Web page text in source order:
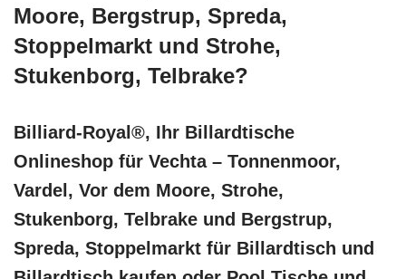
Moore, Bergstrup, Spreda,
Stoppelmarkt und Strohe,
Stukenborg, Telbrake?
Billiard-Royal®, Ihr Billardtische
Onlineshop für Vechta – Tonnenmoor,
Vardel, Vor dem Moore, Strohe,
Stukenborg, Telbrake und Bergstrup,
Spreda, Stoppelmarkt für Billardtisch und